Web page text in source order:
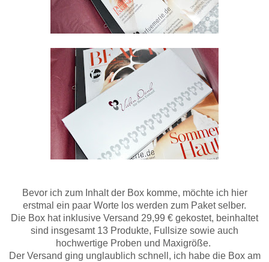
Bevor ich zum Inhalt der Box komme, möchte ich hier
erstmal ein paar Worte los werden zum Paket selber.
Die Box hat inklusive Versand 29,99 € gekostet, beinhaltet
sind insgesamt 13 Produkte, Fullsize sowie auch
hochwertige Proben und Maxigröße.
Der Versand ging unglaublich schnell, ich habe die Box am